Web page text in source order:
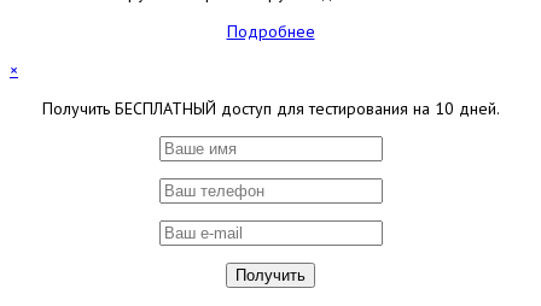
Подробнее
×
Получить БЕСПЛАТНЫЙ доступ для тестирования на 10 дней.